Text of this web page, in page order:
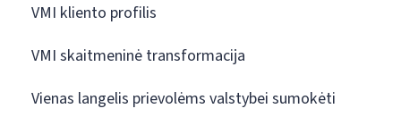
VMI kliento profilis
VMI skaitmeninė transformacija
Vienas langelis prievolėms valstybei sumokėti